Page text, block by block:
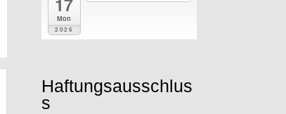
Mon
2026
Haftungsausschlus
s